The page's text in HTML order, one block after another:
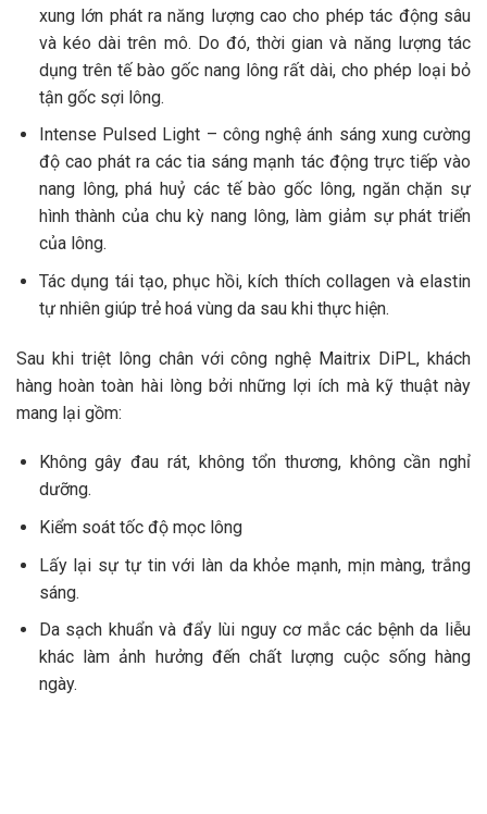
xung lớn phát ra năng lượng cao cho phép tác động sâu
và kéo dài trên mô. Do đó, thời gian và năng lượng tác
dụng trên tế bào gốc nang lông rất dài, cho phép loại bỏ
tận gốc sợi lông.
Intense Pulsed Light – công nghệ ánh sáng xung cường
độ cao phát ra các tia sáng mạnh tác động trực tiếp vào
nang lông, phá huỷ các tế bào gốc lông, ngăn chặn sự
hình thành của chu kỳ nang lông, làm giảm sự phát triển
của lông.
Tác dụng tái tạo, phục hồi, kích thích collagen và elastin
tự nhiên giúp trẻ hoá vùng da sau khi thực hiện.
Sau khi triệt lông chân với công nghệ Maitrix DiPL, khách
hàng hoàn toàn hài lòng bởi những lợi ích mà kỹ thuật này
mang lại gồm:
Không gây đau rát, không tổn thương, không cần nghỉ
dưỡng.
Kiểm soát tốc độ mọc lông
Lấy lại sự tự tin với làn da khỏe mạnh, mịn màng, trắng
sáng.
Da sạch khuẩn và đẩy lùi nguy cơ mắc các bệnh da liễu
khác làm ảnh hưởng đến chất lượng cuộc sống hàng
ngày.